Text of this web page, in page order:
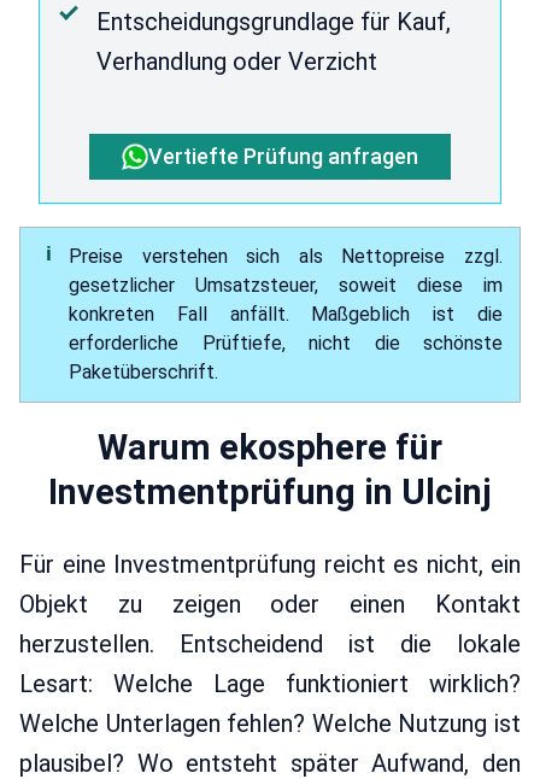
Entscheidungsgrundlage für Kauf,
Verhandlung oder Verzicht
Vertiefte Prüfung anfragen
Preise verstehen sich als Nettopreise zzgl.
gesetzlicher Umsatzsteuer, soweit diese im
konkreten Fall anfällt. Maßgeblich ist die
erforderliche Prüftiefe, nicht die schönste
Paketüberschrift.
Warum ekosphere für
Investmentprüfung in Ulcinj
Für eine Investmentprüfung reicht es nicht, ein
Objekt zu zeigen oder einen Kontakt
herzustellen. Entscheidend ist die lokale
Lesart: Welche Lage funktioniert wirklich?
Welche Unterlagen fehlen? Welche Nutzung ist
plausibel? Wo entsteht später Aufwand, den